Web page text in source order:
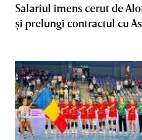
Salariul imens cerut de
şi prelungi contractul cu